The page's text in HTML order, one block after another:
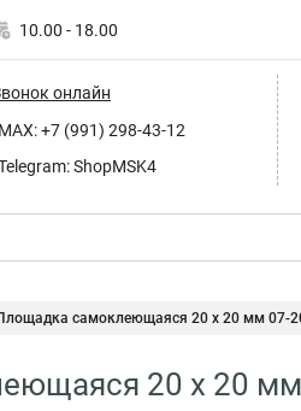
10.00 - 18.00
онлайн
MAX: +7 (991) 298-43-12
ShopMSK4
самоклеющаяся 20 х 20 мм 07-
20 х 20